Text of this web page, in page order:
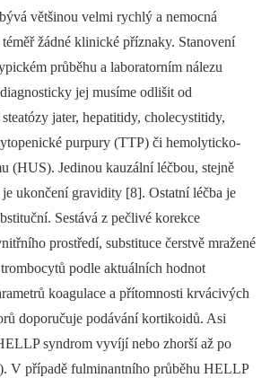
většinou velmi rychlý a nemocná
žádné klinické příznaky. Stanovení
průběhu a laboratorním nálezu
jej musíme odlišit od
jater, hepatitidy, cholecystitidy,
purpury (TTP) či hemolyticko-
(HUS). Jedinou kauzální léčbou, stejně
ukončení gravidity [8]. Ostatní léčba je
Sestává z pečlivé korekce
prostředí, substituce čerstvě mražené
podle aktuálních hodnot
koagulace a přítomnosti krvácivých
doporučuje podávání kortikoidů. Asi
syndrom vyvíjí nebo zhorší až po
V případě fulminantního průběhu HELLP